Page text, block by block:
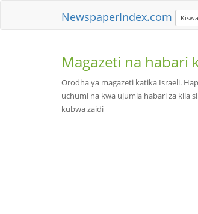
NewspaperIndex.com
Magazeti na habari
Orodha ya magazeti katika Israeli.
uchumi na kwa ujumla habari za kila
kubwa zaidi